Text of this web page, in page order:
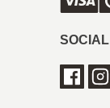
SOCIAL